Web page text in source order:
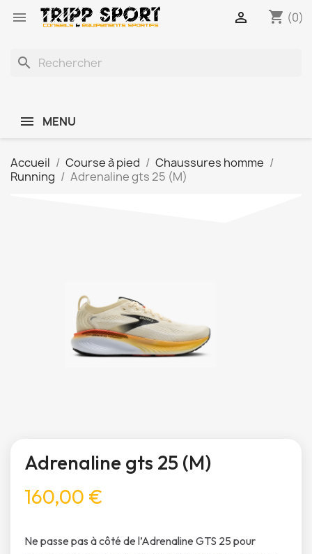
 shopping_cart (0)

search
MENU
Accueil Course à pied
Chaussures homme
Running
Adrenaline gts 25 (M)
Adrenaline gts 25 (M)
160,00 €
Ne passe pas à côté de l’Adrenaline GTS 25 pour